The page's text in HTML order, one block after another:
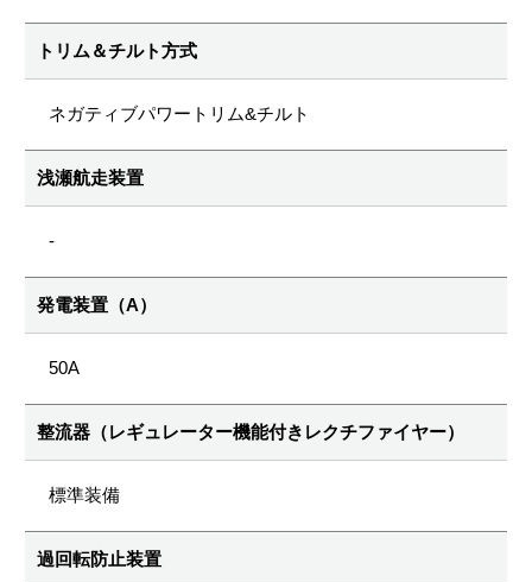
トリム＆チルト方式
ネガティブパワートリム&チルト
浅瀬航走装置
-
発電装置（A）
50A
整流器（レギュレーター機能付きレクチファイヤー）
標準装備
過回転防止装置